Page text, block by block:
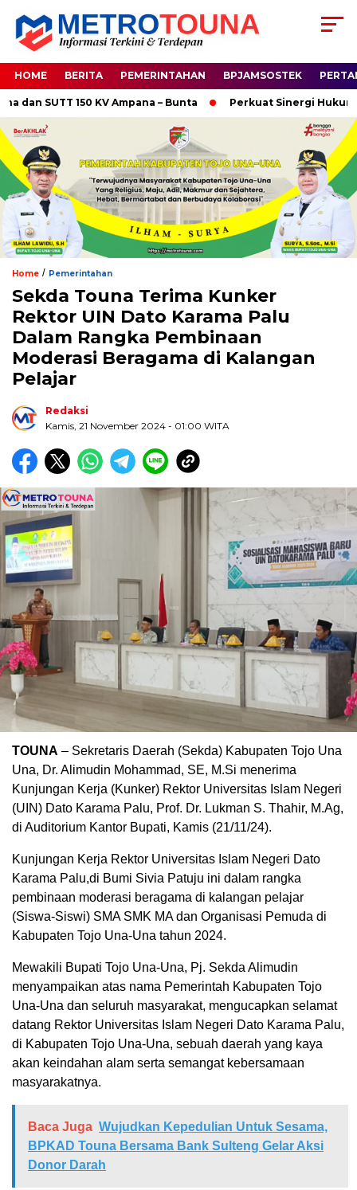
HOME BERITA PEMERINTAHAN BPJAMSOSTEK
150 KV Ampana – Bunta Perkuat Sinergi Hukum,
Home / Pemerintahan
Sekda Touna Terima Kunker
Rektor UIN Dato Karama Palu
Dalam Rangka Pembinaan
Moderasi Beragama di Kalangan
Pelajar
Redaksi
Kamis, 21 November 2024 - 01:00 WITA
TOUNA – Sekretaris Daerah (Sekda) Kabupaten Tojo Una
Una, Dr. Alimudin Mohammad, SE, M.Si menerima
Kunjungan Kerja (Kunker) Rektor Universitas Islam Negeri
(UIN) Dato Karama Palu, Prof. Dr. Lukman S. Thahir, M.Ag,
di Auditorium Kantor Bupati, Kamis (21/11/24).
Kunjungan Kerja Rektor Universitas Islam Negeri Dato
Karama Palu,di Bumi Sivia Patuju ini dalam rangka
pembinaan moderasi beragama di kalangan pelajar
(Siswa-Siswi) SMA SMK MA dan Organisasi Pemuda di
Kabupaten Tojo Una-Una tahun 2024.
Mewakili Bupati Tojo Una-Una, Pj. Sekda Alimudin
menyampaikan atas nama Pemerintah Kabupaten Tojo
Una-Una dan seluruh masyarakat, mengucapkan selamat
datang Rektor Universitas Islam Negeri Dato Karama Palu,
di Kabupaten Tojo Una-Una, sebuah daerah yang kaya
akan keindahan alam serta semangat kebersamaan
masyarakatnya.
Baca Juga Wujudkan Kepedulian Untuk Sesama,
BPKAD Touna Bersama Bank Sulteng Gelar Aksi
Donor Darah